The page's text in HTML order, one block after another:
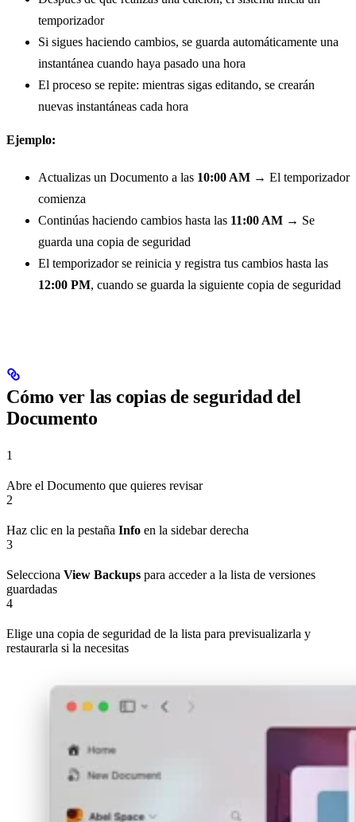
temporizador
Si sigues haciendo cambios, se guarda automáticamente una
instantánea cuando haya pasado una hora
El proceso se repite: mientras sigas editando, se crearán
nuevas instantáneas cada hora
Ejemplo:
Actualizas un Documento a las 10:00 AM → El temporizador
comienza
Continúas haciendo cambios hasta las 11:00 AM → Se
guarda una copia de seguridad
El temporizador se reinicia y registra tus cambios hasta las
12:00 PM, cuando se guarda la siguiente copia de seguridad
Cómo ver las copias de seguridad del
Documento
1
Abre el Documento que quieres revisar
2
Haz clic en la pestaña Info en la sidebar derecha
3
Selecciona View Backups para acceder a la lista de versiones
guardadas
4
Elige una copia de seguridad de la lista para previsualizarla y
restaurarla si la necesitas